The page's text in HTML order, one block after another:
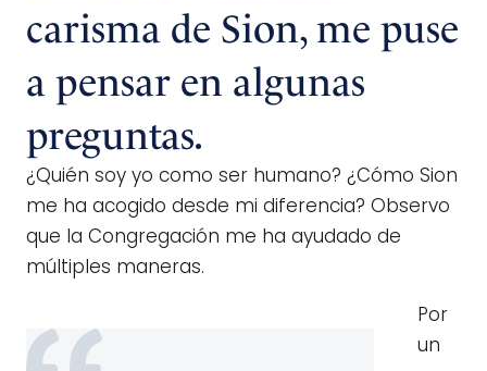
carisma de Sion, me puse
a pensar en algunas
preguntas.
¿Quién soy yo como ser humano? ¿Cómo Sion
me ha acogido desde mi diferencia? Observo
que la Congregación me ha ayudado de
múltiples maneras.
Por
un